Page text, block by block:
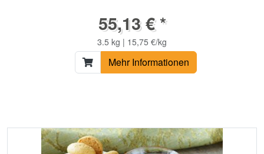
55,13 € *
3.5 kg | 15,75 €/kg
Mehr Informationen